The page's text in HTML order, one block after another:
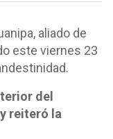
aliado de
este viernes 23
del
reiteró la